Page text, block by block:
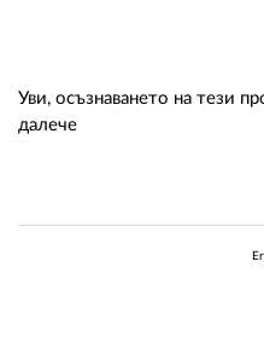
Уви, осъзнаването на тези
далече